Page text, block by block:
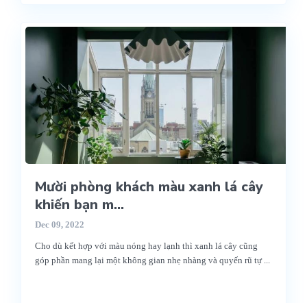
Mười phòng khách màu xanh lá cây
khiến bạn m...
Dec 09, 2022
Cho dù kết hợp với màu nóng hay lạnh thì xanh lá cây cũng
góp phần mang lại một không gian nhẹ nhàng và quyến rũ tự ...